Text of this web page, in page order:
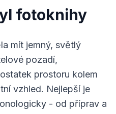
fotoknihy
mít jemný, světlý
pozadí,
prostoru kolem
vzhled. Nejlepší je
- od příprav a